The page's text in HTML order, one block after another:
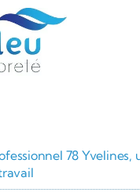
78 Yvelines,